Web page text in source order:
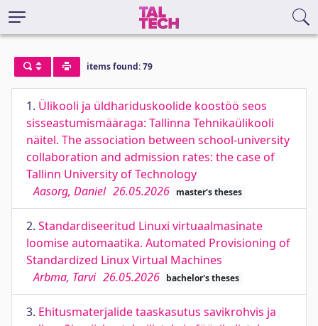
items found: 79
1. Ülikooli ja üldhariduskoolide koostöö seos
sisseastumismääraga: Tallinna Tehnikaülikooli
näitel. The association between school-university
collaboration and admission rates: the case of
Tallinn University of Technology
Aasorg, Daniel 26.05.2026 master's theses
2. Standardiseeritud Linuxi virtuaalmasinate
loomise automaatika. Automated Provisioning of
Standardized Linux Virtual Machines
Arbma, Tarvi 26.05.2026 bachelor's theses
3. Ehitusmaterjalide taaskasutus savikrohvis ja